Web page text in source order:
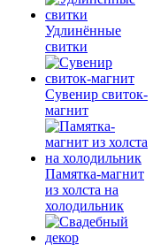
Удлинённые
свитки
Сувенир свиток-
магнит
Памятка-магнит
из холста на
холодильник